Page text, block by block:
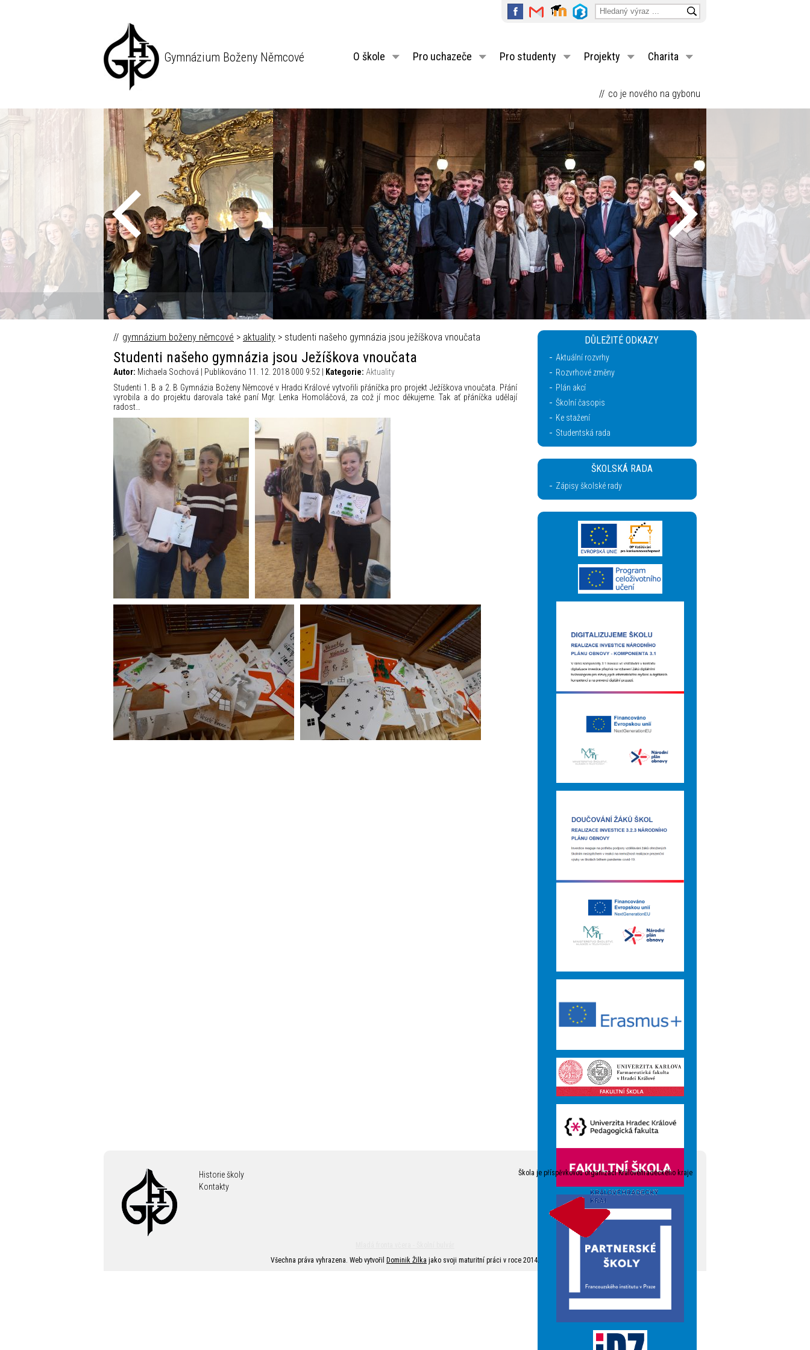
Gymnázium Boženy Němcové O škole Pro uchazeče Pro studenty Projekty Charita
co je nového na gybonu
Fokus Václava Moravce © Česká televize – Autor_ Mikuláš Křepelka
gymnázium boženy němcové > aktuality > studenti našeho gymnázia jsou ježíškova vnoučata
Studenti našeho gymnázia jsou Ježíškova vnoučata
Autor: Michaela Sochová | Publikováno 11. 12. 2018 000 9:52 | Kategorie: Aktuality
Studenti 1. B a 2. B Gymnázia Boženy Němcové v Hradci Králové vytvořili přáníčka pro projekt Ježíškova vnoučata. Přání
vyrobila a do projektu darovala také paní Mgr. Lenka Homoláčová, za což jí moc děkujeme. Tak ať přáníčka udělají
radost…
DŮLEŽITÉ ODKAZY
Aktuální rozvrhy
Rozvrhové změny
Plán akcí
Školní časopis
Ke stažení
Studentská rada
ŠKOLSKÁ RADA
Zápisy školské rady
Historie školy
Kontakty
Škola je příspěvkovou organizací Královéhradeckého kraje
Všechna práva vyhrazena. Web vytvořil
Dominik Žilka jako svoji maturitní práci v roce 2014.